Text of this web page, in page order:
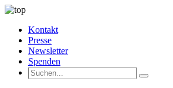
Kontakt
Presse
Newsletter
Spenden